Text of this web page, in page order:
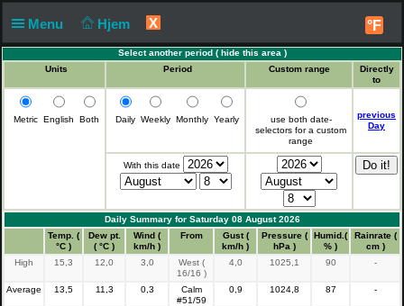
Menu Hjem X °F
Select another period ( hide this area )
Units
Period Custom range
Directly
to
Metric English Both Daily Weekly Monthly Yearly
use both date-
selectors for a custom
range
previous
Day
With this date
Daily Summary for Saturday 08 August 2026
Temp. (
°C )
Dew pt.
( °C )
Wind (
km/h )
From
Gust (
km/h )
Pressure (
hPa )
Humid.(
% )
Rainrate (
cm )
High
15,3 12,0 3,0
West (
16/16 )
4,0 1025,1 90 -
Average 13,5 11,3 0,3
Calm
#51/59
0,9 1024,8 87 -